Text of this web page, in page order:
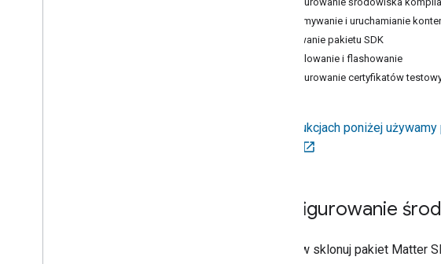
Zatrzymywanie i uruchamianie
Inicjowanie pakietu SDK
Kompilowanie i flashowanie
Konfigurowanie certyfikatów
W instrukcjach poniżej
Konfigurowanie
Najpierw sklonuj pakiet Matter